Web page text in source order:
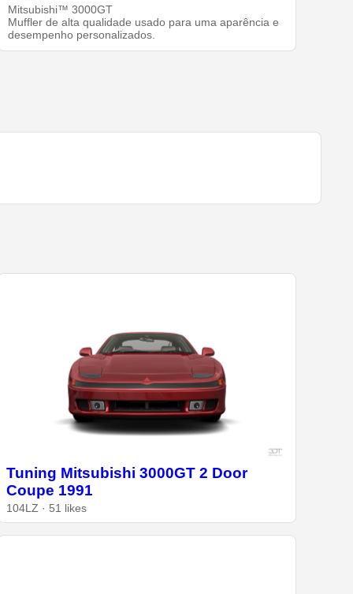
Mitsubishi™ 3000GT
Muffler de alta qualidade usado para uma aparência e
desempenho personalizados.
Tuning Mitsubishi 3000GT 2 Door
Coupe 1991
104LZ · 51 likes